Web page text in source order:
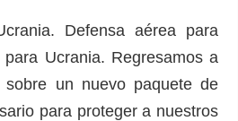
Defensa aérea para
Ucrania. Regresamos a
un nuevo paquete de
para proteger a nuestros